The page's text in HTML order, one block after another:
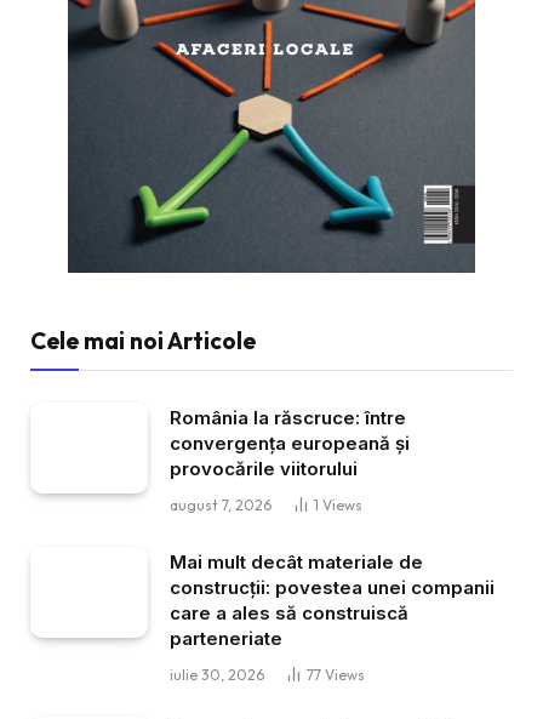
Cele mai noi Articole
România la răscruce: între
convergența europeană și
provocările viitorului
august 7, 2026 1 Views
Mai mult decât materiale de
construcții: povestea unei companii
care a ales să construiscă
parteneriate
iulie 30, 2026 77 Views